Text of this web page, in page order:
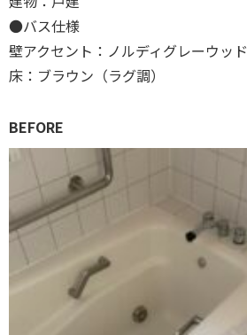
●バス仕様
壁アクセント：ノルディグレーウッド
床：ブラウン（ラグ調）
BEFORE